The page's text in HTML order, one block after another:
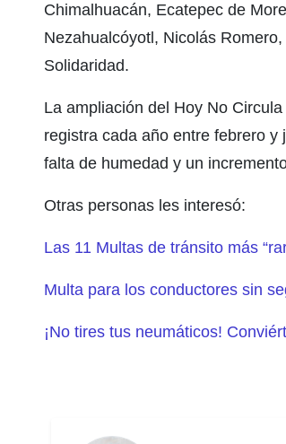
Chimalhuacán, Ecatepec de
Nezahualcóyotl, Nicolás
Solidaridad.
La ampliación del Hoy No
registra cada año entre febrero
falta de humedad y un
Otras personas les interesó:
Las 11 Multas de tránsito más
Multa para los conductores sin
¡No tires tus neumáticos!